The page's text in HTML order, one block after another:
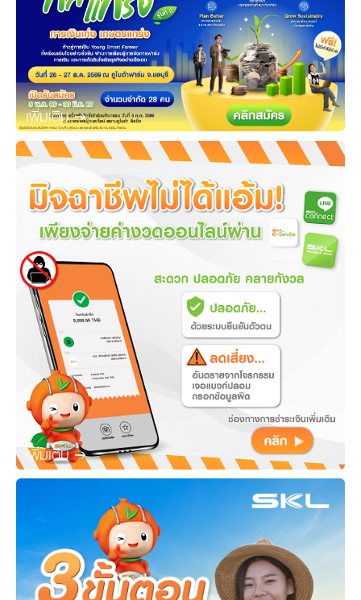
เพิ่มเติม
เพิ่มเติม